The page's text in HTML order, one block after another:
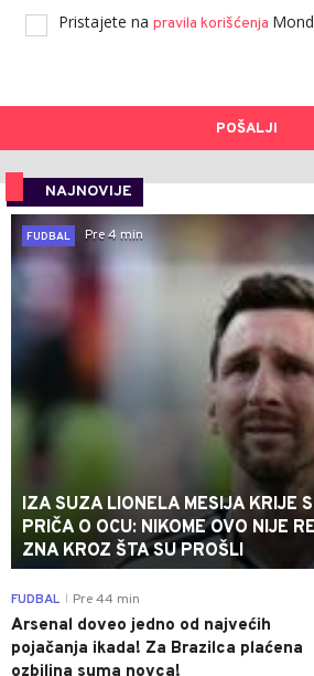
Pristajete na pravila korišćenja
POŠALJI
NAJNOVIJE
FUDBAL
Pre 4 min
IZA SUZA LIONELA MESIJA KRIJE
PRIČA O OCU: NIKOME OVO NIJE
ZNA KROZ ŠTA SU PROŠLI
FUDBAL Pre 44 min
Arsenal doveo jedno od najvećih
pojačanja ikada! Za Brazilca plaćena